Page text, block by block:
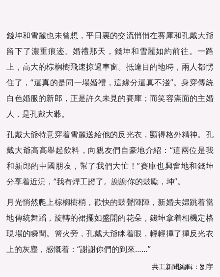
錢坤和雪麗也未曾想，平日裏的交流悄悄在賽庫和孔戴大爺
留下了濃重痕迹。婚禮那天，錢坤和雪麗如約前往。一路
上，高大的棕榈樹飛速掠過車窗。抵達目的地時，兩人都愣
住了，“還真的是同一場婚禮，這緣分還真不淺”。身穿傳統
白色婚服的新郎，正是許久未見的賽庫；而笑容滿面的主婚
人，是孔戴大爺。
孔戴大爺特意穿着雪麗送給他的反光衣，顯得格外精神。孔
戴大爺高高舉起飲料，向親友們自豪地介紹：“這兩位是我
和新郎的中國朋友，幫了我們大忙！”賽庫也興奮地和錢坤
分享着近況，“我有焊工證了。謝謝你的鼓勵，坤”。
月光悄然爬上棕榈樹梢，歡快的鼓聲陣陣，新婚夫婦跳着當
地傳統舞蹈，旋轉的裙擺如盛開的花朵，錢坤拿着相機定格
現場的瞬間。篝火旁，孔戴大爺眯着眼，輕輕撣了撣反光衣
上的灰塵，感慨着：“謝謝你們的到來……”
共工新聞編輯：劉宇